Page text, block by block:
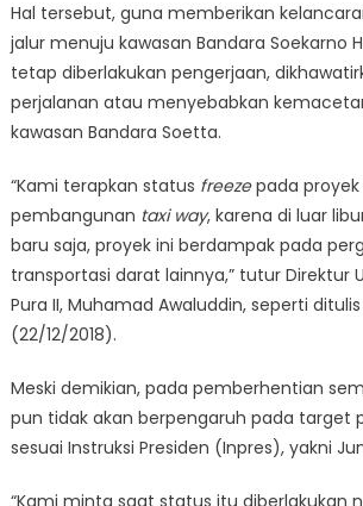
Hal tersebut, guna memberikan
jalur menuju kawasan Bandara Soekarno
tetap diberlakukan pengerjaan,
perjalanan atau menyebabkan
kawasan Bandara Soetta.
“Kami terapkan status freezepada proyek
pembangunan taxi way, karena di luar
baru saja, proyek ini berdampak pada
transportasi darat lainnya,” tutur Direktur
Pura II, Muhamad Awaluddin, seperti
(22/12/2018).
Meski demikian, pada pemberhentian
pun tidak akan berpengaruh pada target
sesuai Instruksi Presiden (Inpres), yakni
“Kami minta saat status itu diberlakukan